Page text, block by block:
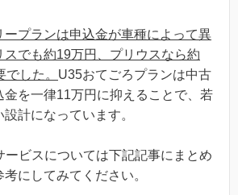
ープランは申込金が車種によって異
スでも約19万円、プリウスなら約
した。 U35おてごろプランは中古
金を一律11万円に抑えることで、若
計になっています。
ービスについては下記記事にまとめ
にしてみてください。